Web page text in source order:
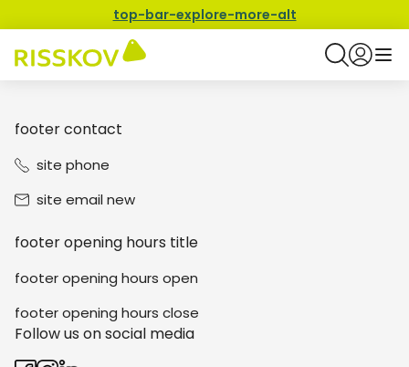
top-bar-explore-more-alt
footer contact
site phone
site email new
footer opening hours title
footer opening hours open
footer opening hours close
Follow us on social media